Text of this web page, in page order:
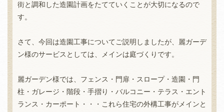
街と調和した造園計画をたてていくことが大切になるので
す。
さて、今回は造園工事についてご説明しましたが、麗ガーデ
ン様のサービスとしては、メインは庭づくりです。
麗ガーデン様では、フェンス・門扉・スロープ・造園・門
柱・ガレージ・階段・手摺り・バルコニー・テラス・エント
ランス・カーポート・・・これら住宅の外構工事がメインと